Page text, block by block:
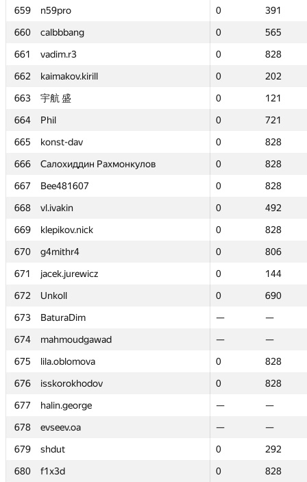
659
n59pro 0
391
660
calbbbang 0
565
661
vadim.r3 0
828
662
kaimakov.kirill 0
202
663
宇航 盛 0
121
664
Phil 0
721
665
konst-dav 0
828
666
Салохиддин Рахмонкулов 0
828
667
Bee481607 0
828
668
vl.ivakin 0
492
669
klepikov.nick 0
828
670
g4mithr4 0
806
671
jacek.jurewicz 0
144
672
Unkoll 0
690
673
BaturaDim —
—
674
mahmoudgawad —
—
675
lila.oblomova 0
828
676
isskorokhodov 0
828
677
halin.george —
—
678
evseev.oa —
—
679
shdut 0
292
680
f1x3d 0
828
659
n59pro 0
391
660
calbbbang 0
565
661
vadim.r3 0
828
662
kaimakov.kirill 0
202
663
宇航 盛 0
121
664
Phil 0
721
665
konst-dav 0
828
666
Салохиддин Рахмонкулов 0
828
667
Bee481607 0
828
668
vl.ivakin 0
492
669
klepikov.nick 0
828
670
g4mithr4 0
806
671
jacek.jurewicz 0
144
672
Unkoll 0
690
673
BaturaDim —
—
674
mahmoudgawad —
—
675
lila.oblomova 0
828
676
isskorokhodov 0
828
677
halin.george —
—
678
evseev.oa —
—
679
shdut 0
292
680
f1x3d 0
828